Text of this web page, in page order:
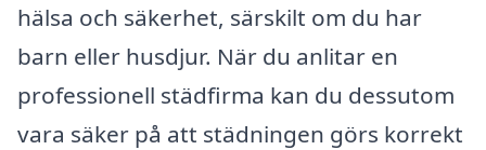
hälsa och säkerhet, särskilt om du har
barn eller husdjur. När du anlitar en
professionell städfirma kan du dessutom
vara säker på att städningen görs korrekt